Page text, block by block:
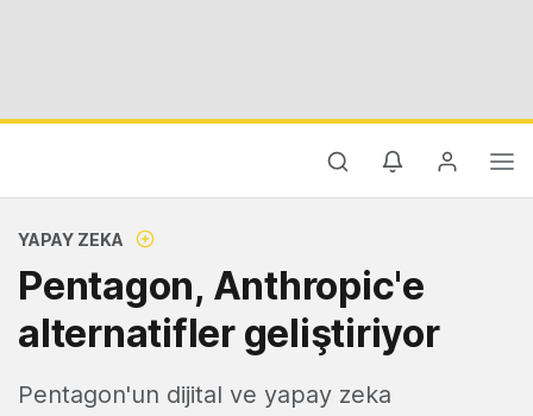
YAPAY ZEKA
Pentagon, Anthropic'e
alternatifler geliştiriyor
Pentagon'un dijital ve yapay zeka